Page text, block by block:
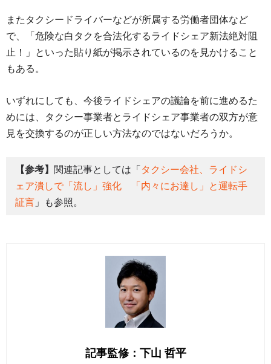
またタクシードライバーなどが所属する労働者団体など
で、「危険な白タクを合法化するライドシェア新法絶対阻
止！」といった貼り紙が掲示されているのを見かけること
もある。
いずれにしても、今後ライドシェアの議論を前に進めるた
めには、タクシー事業者とライドシェア事業者の双方が意
見を交換するのが正しい方法なのではないだろうか。
【参考】 関連記事としては「 タクシー会社、ライドシ
ェア潰しで「流し」強化 「内々にお達し」と運転手
証言 」も参照。
記事監修：下山 哲平